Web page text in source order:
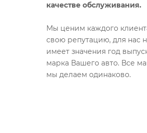
качестве обслуживания.
Мы ценим каждого
свою репутацию, для нас
имеет значения год
марка Вашего авто. Все
мы делаем одинаково.​